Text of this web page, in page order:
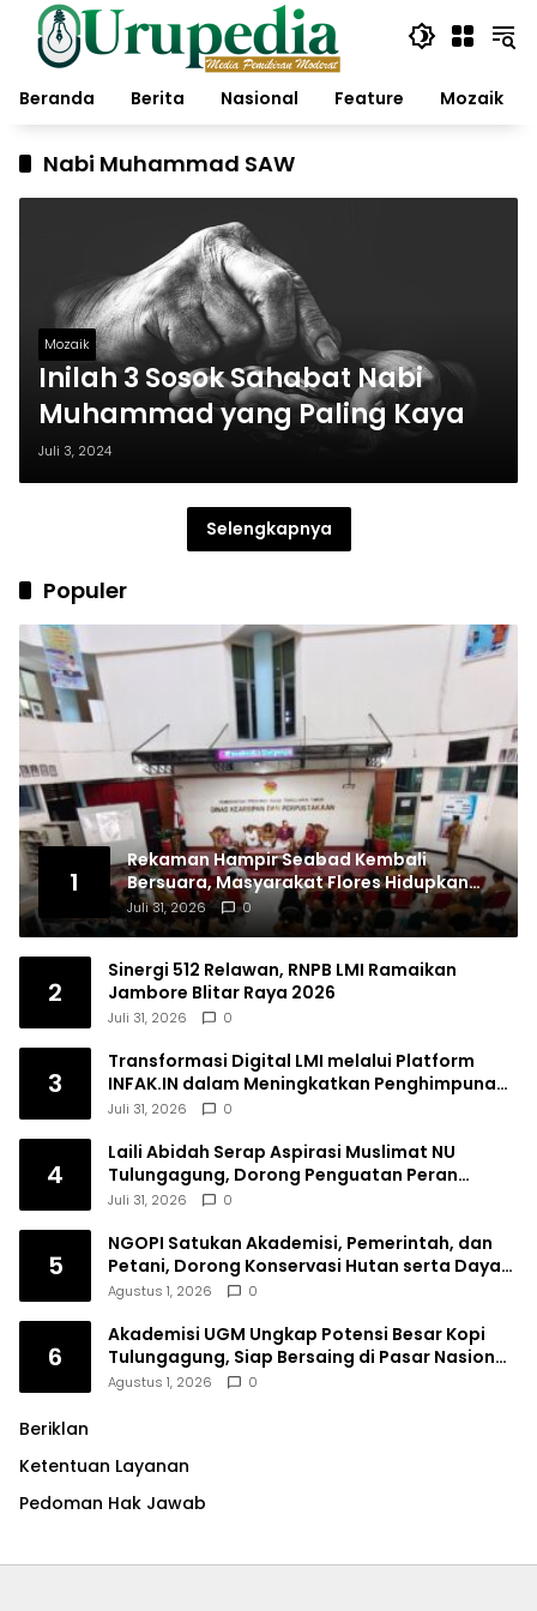
Langsung
konten
Beranda
Berita Nasional Feature Mozaik
Nabi Muhammad SAW
Mozaik
Inilah 3 Sosok Sahabat Nabi
Muhammad yang Paling Kaya
Juli 3, 2024
Selengkapnya
Populer
1
Rekaman Hampir Seabad Kembali
Bersuara, Masyarakat Flores Hidupkan
Lagi Ingatan Leluhur
Juli 31, 2026 0
2
Sinergi 512 Relawan, RNPB LMI Ramaikan
Jambore Blitar Raya 2026
Juli 31, 2026 0
3
Transformasi Digital LMI melalui Platform
INFAK.IN dalam Meningkatkan Penghimpunan
Dana Filantropi Islam
Juli 31, 2026 0
4
Laili Abidah Serap Aspirasi Muslimat NU
Tulungagung, Dorong Penguatan Peran
Perempuan
Juli 31, 2026 0
5
NGOPI Satukan Akademisi, Pemerintah, dan
Petani, Dorong Konservasi Hutan serta Daya
Saing Kopi Tulungagung
Agustus 1, 2026 0
6
Akademisi UGM Ungkap Potensi Besar Kopi
Tulungagung, Siap Bersaing di Pasar Nasional
hingga Dunia
Agustus 1, 2026 0
Beriklan
Ketentuan Layanan
Pedoman Hak Jawab